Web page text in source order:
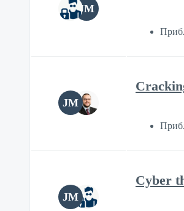
JM
JM
JM
Cyber